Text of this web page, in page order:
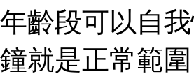
年齡段可以自
鐘就是正常範